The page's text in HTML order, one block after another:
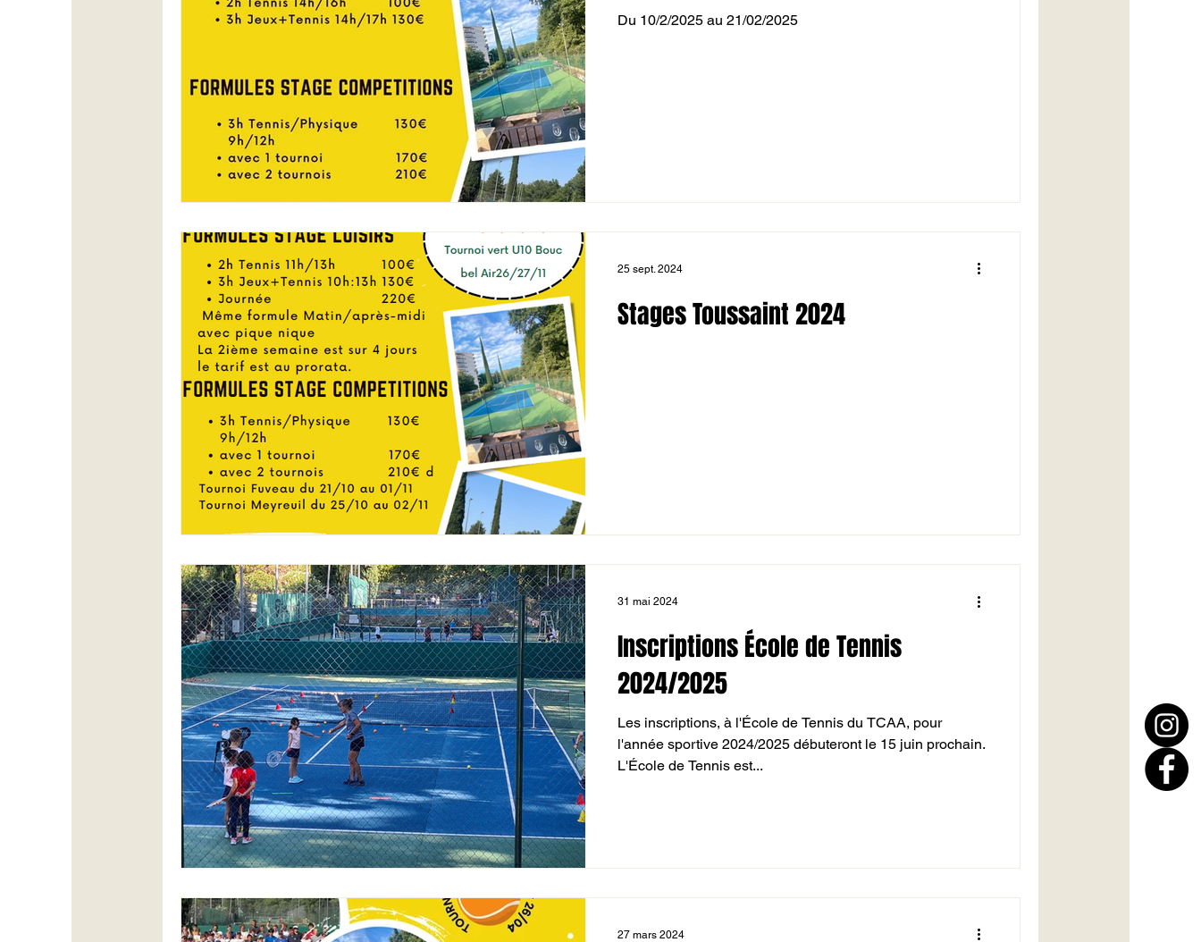
Du 10/2/2025 au 21/02/2025
Stages Toussaint 2024
25 sept. 2024
Inscriptions École de Tennis
2024/2025
Les inscriptions, à l'École de Tennis du TCAA, pour
l'année sportive 2024/2025 débuteront le 15 juin prochain.
L'École de Tennis est...
31 mai 2024
27 mars 2024